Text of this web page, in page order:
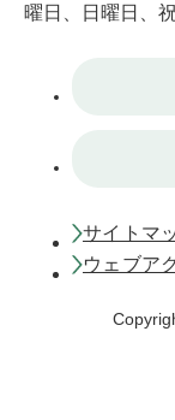
曜日、日曜日、
サイトマ
ウェブア